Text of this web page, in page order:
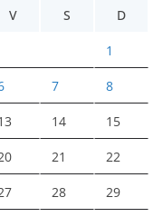
V S D
1
7 8
14 15
21 22
28 29